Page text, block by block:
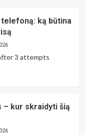
ką būtina
3 attempts
– kur skraidyti šią